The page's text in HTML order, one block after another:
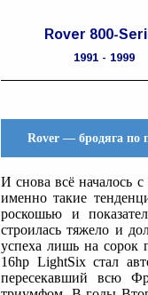
Rover 800-
1991 - 1999
Rover — бродяга по
И снова всё началось
именно такие
роскошью и
строилась тяжело и
успеха лишь на сорок
16hp LightSix стал
пересекавший всю